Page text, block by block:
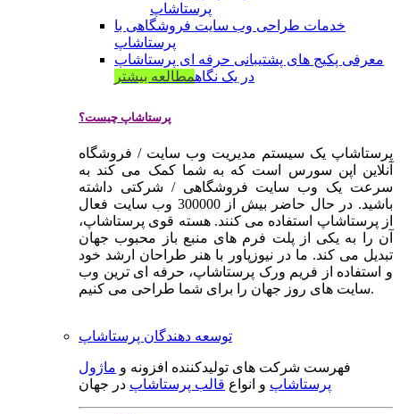
پرستاشاپ
خدمات طراحی وب سایت فروشگاهی با
پرستاشاپ
معرفی پکیج های پشتیبانی حرفه ای پرستاشاپ
در یک نگاهمطالعه بیشتر
پرستاشاپ چیست؟
پرستاشاپ یک سیستم مدیریت وب سایت / فروشگاه
آنلاین اپن سورس است که به شما کمک می کند به
سرعت یک وب سایت فروشگاهی / شرکتی داشته
باشید. در حال حاضر بیش از 300000 وب سایت فعال
از پرستاشاپ استفاده می کنند. هسته قوی پرستاشاپ،
آن را به یکی از پلت فرم های منبع باز محبوب جهان
تبدیل می کند. ما در نیوزپاور با هنر طراحان ارشد خود
و استفاده از فریم ورک پرستاشاپ، حرفه ای ترین وب
سایت های روز جهان را برای شما طراحی می کنیم.
توسعه دهندگان پرستاشاپ
فهرست شرکت های تولیدکننده افزونه و ماژول
پرستاشاپ و انواع قالب پرستاشاپ در جهان